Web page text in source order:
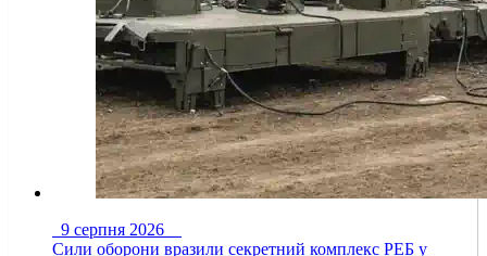
9 серпня 2026
Сили оборони вразили секретний комплекс РЕБ у